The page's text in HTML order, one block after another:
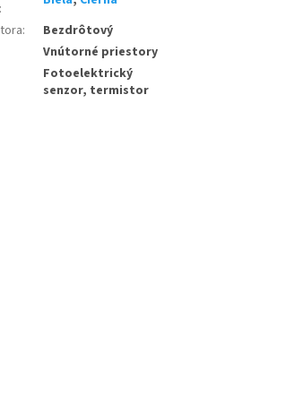
:
:
Bezdrôtový
Vnútorné priestory
Fotoelektrický
senzor, termistor